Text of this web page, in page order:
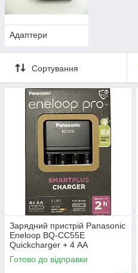
Адаптери
Сортування
Зарядний пристрій Panasonic
Eneloop BQ-CC55E
Quickcharger + 4 АА
акумулятори
Готово до відправки